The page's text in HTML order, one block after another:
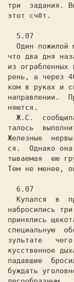
три  задания.
этот счёт.
Один пожилой
что два дня
из
рень, а через
ком в руках и
направлении.
няются.
талось
Железные
ся.  Однако она
тываемая  ею
Тем не менее,
Купался  в
набросились
принялись
специальную
зультате
кусственное
падавшие
буждать